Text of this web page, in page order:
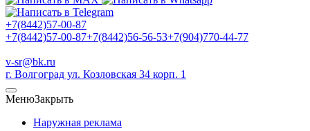
+7(8442)57-00-87
+7(8442)57-00-87+7(8442)56-56-53+7(904)770-44-77
v-sr@bk.ru
г. Волгоград ул. Козловская 34 корп. 1
МенюЗакрыть
Наружная реклама